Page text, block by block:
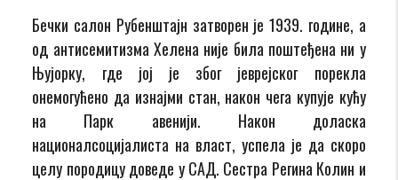
Бечки салон Рубенштајн затворен је 1939. године, а
од антисемитизма Хелена није била поштеђена ни у
Њујорку, где јој је због јеврејског порекла
онемогућено да изнајми стан, након чега купује кућу
на Парк авенији. Након доласка
националсоцијалиста на власт, успела је да скоро
целу породицу доведе у САД. Сестра Регина Колин и